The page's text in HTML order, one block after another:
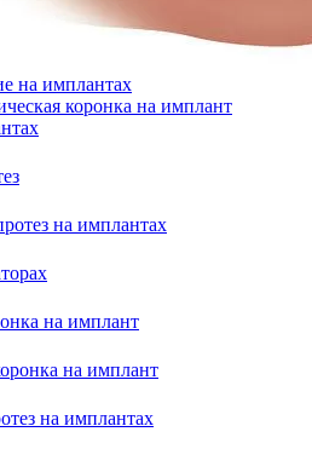
на имплантах
коронка на имплант
на имплантах
на имплант
на имплант
на имплантах